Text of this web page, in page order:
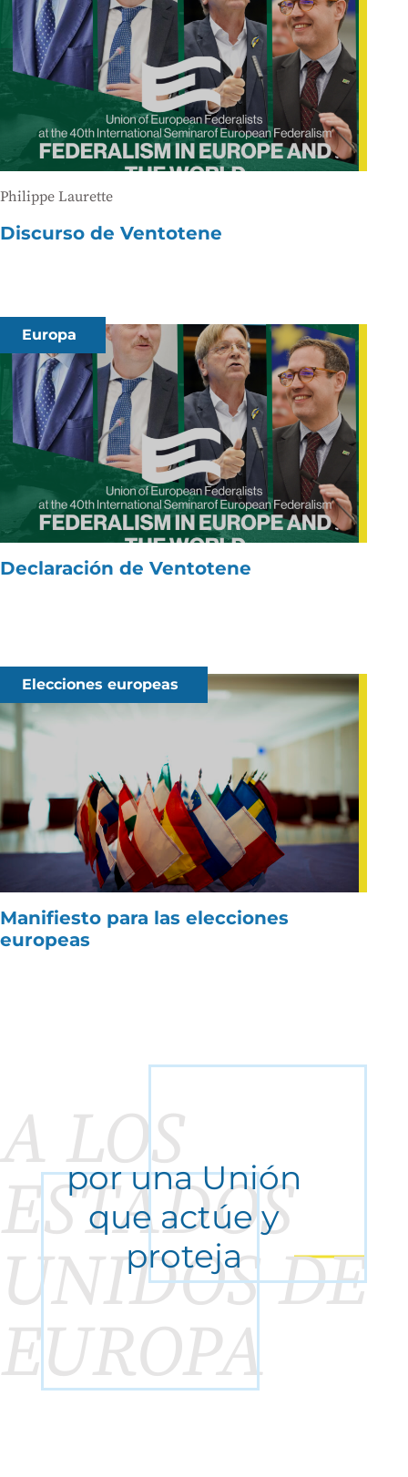
Philippe Laurette
Discurso de Ventotene
Europa
Declaración de Ventotene
Elecciones europeas
Manifiesto para las elecciones
europeas
por una Unión
que actúe y
proteja
A LOS
ESTADOS
UNIDOS DE
EUROPA